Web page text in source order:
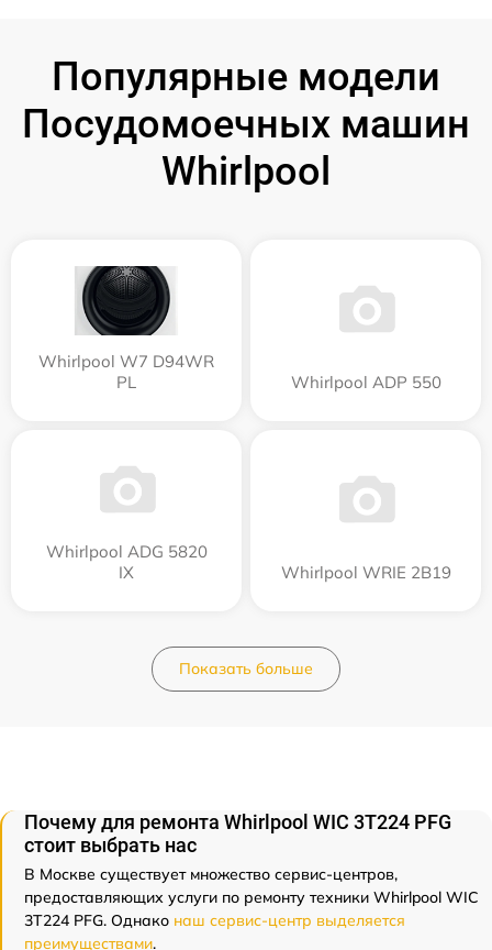
Популярные модели
Посудомоечных машин
Whirlpool
Whirlpool W7 D94WR
PL
Whirlpool ADP 550
Whirlpool ADG 5820
IX
Whirlpool WRIE 2B19
Показать больше
Почему для ремонта Whirlpool WIC 3T224 PFG
стоит выбрать нас
В Москве существует множество сервис-центров,
предоставляющих услуги по ремонту техники Whirlpool WIC
3T224 PFG. Однако наш сервис-центр выделяется
преимуществами.